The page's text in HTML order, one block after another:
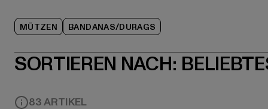
MÜTZEN BANDANAS/DURAGS
SORTIEREN NACH:
83 ARTIKEL